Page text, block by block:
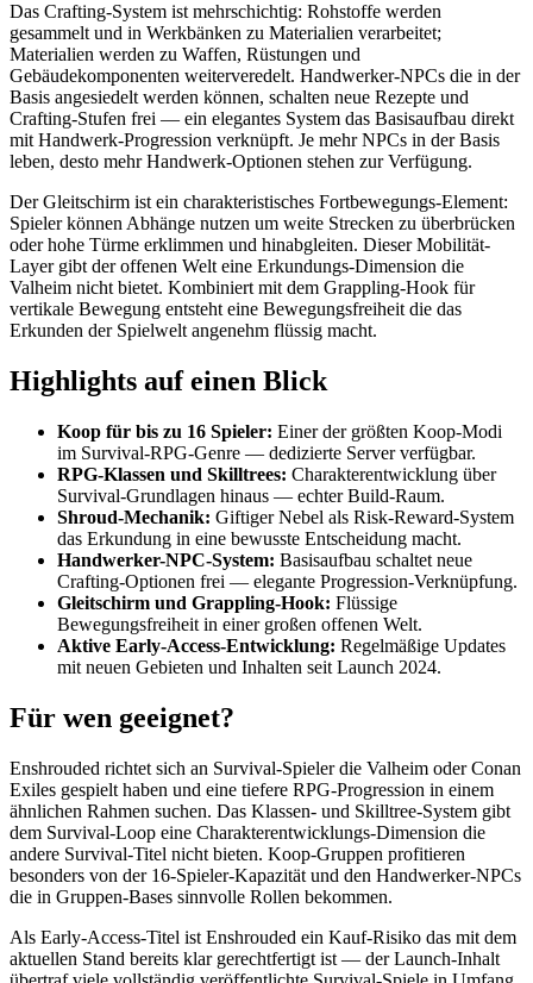
Das Crafting-System ist mehrschichtig: Rohstoffe werden
gesammelt und in Werkbänken zu Materialien verarbeitet;
Materialien werden zu Waffen, Rüstungen und
Gebäudekomponenten weiterveredelt. Handwerker-NPCs die in der
Basis angesiedelt werden können, schalten neue Rezepte und
Crafting-Stufen frei — ein elegantes System das Basisaufbau direkt
mit Handwerk-Progression verknüpft. Je mehr NPCs in der Basis
leben, desto mehr Handwerk-Optionen stehen zur Verfügung.
Der Gleitschirm ist ein charakteristisches Fortbewegungs-Element:
Spieler können Abhänge nutzen um weite Strecken zu überbrücken
oder hohe Türme erklimmen und hinabgleiten. Dieser Mobilität-
Layer gibt der offenen Welt eine Erkundungs-Dimension die
Valheim nicht bietet. Kombiniert mit dem Grappling-Hook für
vertikale Bewegung entsteht eine Bewegungsfreiheit die das
Erkunden der Spielwelt angenehm flüssig macht.
Highlights auf einen Blick
Koop für bis zu 16 Spieler: Einer der größten Koop-Modi
im Survival-RPG-Genre — dedizierte Server verfügbar.
RPG-Klassen und Skilltrees: Charakterentwicklung über
Survival-Grundlagen hinaus — echter Build-Raum.
Shroud-Mechanik: Giftiger Nebel als Risk-Reward-System
das Erkundung in eine bewusste Entscheidung macht.
Handwerker-NPC-System: Basisaufbau schaltet neue
Crafting-Optionen frei — elegante Progression-Verknüpfung.
Gleitschirm und Grappling-Hook: Flüssige
Bewegungsfreiheit in einer großen offenen Welt.
Aktive Early-Access-Entwicklung: Regelmäßige Updates
mit neuen Gebieten und Inhalten seit Launch 2024.
Für wen geeignet?
Enshrouded richtet sich an Survival-Spieler die Valheim oder Conan
Exiles gespielt haben und eine tiefere RPG-Progression in einem
ähnlichen Rahmen suchen. Das Klassen- und Skilltree-System gibt
dem Survival-Loop eine Charakterentwicklungs-Dimension die
andere Survival-Titel nicht bieten. Koop-Gruppen profitieren
besonders von der 16-Spieler-Kapazität und den Handwerker-NPCs
die in Gruppen-Bases sinnvolle Rollen bekommen.
Als Early-Access-Titel ist Enshrouded ein Kauf-Risiko das mit dem
aktuellen Stand bereits klar gerechtfertigt ist — der Launch-Inhalt